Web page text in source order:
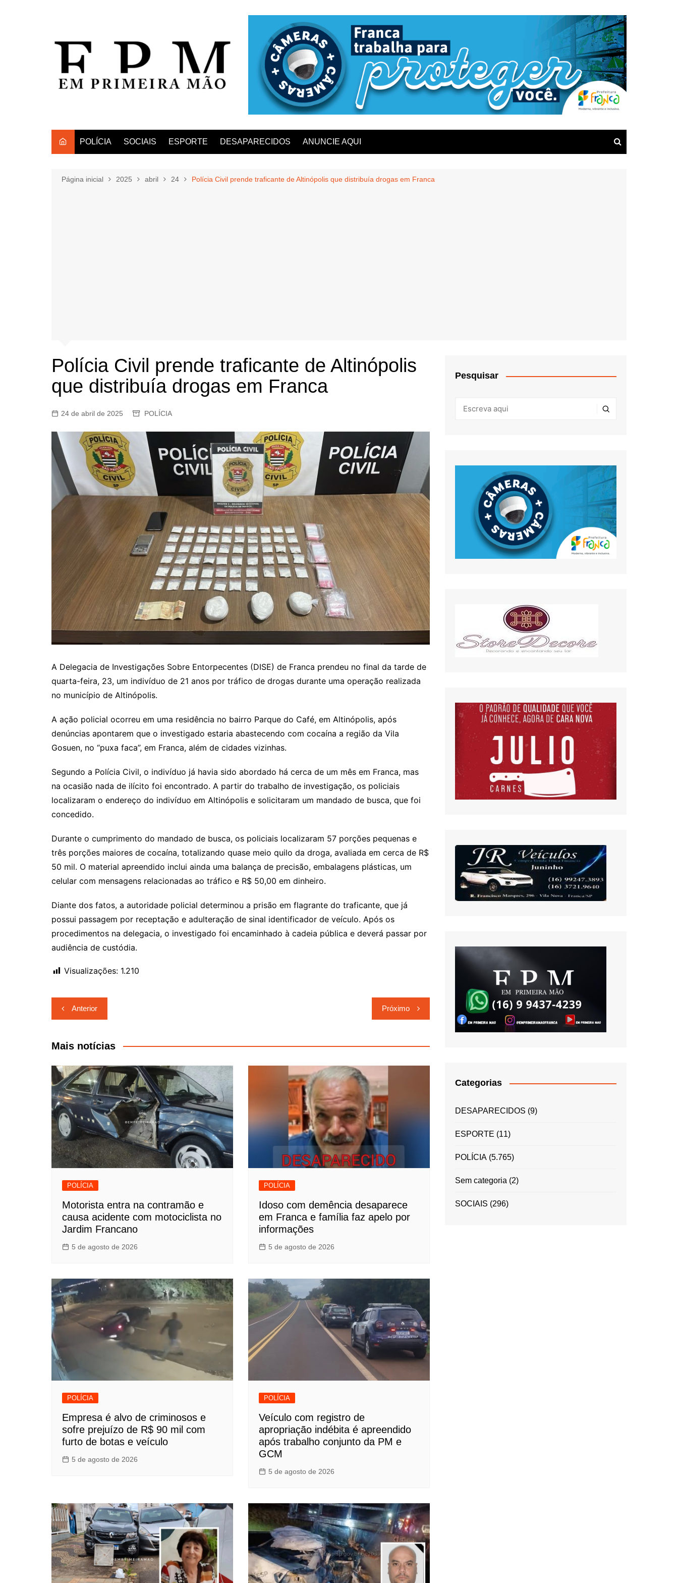
POLÍCIA SOCIAIS ESPORTE DESAPARECIDOS ANUNCIE AQUI
Página inicial 2025 abril 24 Polícia Civil prende traficante de Altinópolis que distribuía drogas em Franca
Polícia Civil prende traficante de Altinópolis
que distribuía drogas em Franca
24 de abril de 2025 POLÍCIA
A Delegacia de Investigações Sobre Entorpecentes (DISE) de Franca prendeu no final da tarde de
quarta-feira, 23, um indivíduo de 21 anos por tráfico de drogas durante uma operação realizada
no município de Altinópolis.
A ação policial ocorreu em uma residência no bairro Parque do Café, em Altinópolis, após
denúncias apontarem que o investigado estaria abastecendo com cocaína a região da Vila
Gosuen, no “puxa faca”, em Franca, além de cidades vizinhas.
Segundo a Polícia Civil, o indivíduo já havia sido abordado há cerca de um mês em Franca, mas
na ocasião nada de ilícito foi encontrado. A partir do trabalho de investigação, os policiais
localizaram o endereço do indivíduo em Altinópolis e solicitaram um mandado de busca, que foi
concedido.
Durante o cumprimento do mandado de busca, os policiais localizaram 57 porções pequenas e
três porções maiores de cocaína, totalizando quase meio quilo da droga, avaliada em cerca de R$
50 mil. O material apreendido inclui ainda uma balança de precisão, embalagens plásticas, um
celular com mensagens relacionadas ao tráfico e R$ 50,00 em dinheiro.
Diante dos fatos, a autoridade policial determinou a prisão em flagrante do traficante, que já
possui passagem por receptação e adulteração de sinal identificador de veículo. Após os
procedimentos na delegacia, o investigado foi encaminhado à cadeia pública e deverá passar por
audiência de custódia.
Visualizações: 1.210
Navegação
de
Post
Anterior Próximo
Mais notícias
POLÍCIA
Motorista entra na contramão e
causa acidente com motociclista no
Jardim Francano
5 de agosto de 2026
POLÍCIA
Idoso com demência desaparece
em Franca e família faz apelo por
informações
5 de agosto de 2026
POLÍCIA
Empresa é alvo de criminosos e
sofre prejuízo de R$ 90 mil com
furto de botas e veículo
5 de agosto de 2026
POLÍCIA
Veículo com registro de
apropriação indébita é apreendido
após trabalho conjunto da PM e
GCM
5 de agosto de 2026
Pesquisar
Categorias
DESAPARECIDOS (9)
ESPORTE (11)
POLÍCIA (5.765)
Sem categoria (2)
SOCIAIS (296)